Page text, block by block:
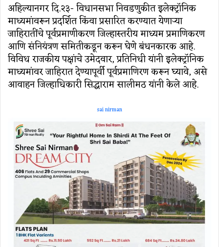
अहिल्यानगर दि.२३- विधानसभा निवडणुकीत इलेक्ट्रॉनिक
माध्यमांवरून प्रदर्शित किंवा प्रसारित करण्यात येणाऱ्या
जाहिरातींचे पूर्वप्रमाणीकरण जिल्हास्तरीय माध्यम प्रमाणिकरण
आणि संनियंत्रण समितीकडून करून घेणे बंधनकारक आहे.
विविध राजकीय पक्षांचे उमेदवार, प्रतिनिधी यांनी इलेक्ट्रॉनिक
माध्यमांवर जाहिरात देण्यापूर्वी पूर्वप्रमाणिरण करून घ्यावे, असे
आवाहन जिल्हाधिकारी सिद्धाराम सालीमठ यांनी केले आहे.
sai nirman